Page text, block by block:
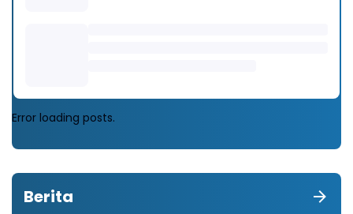
Error loading posts.
Berita